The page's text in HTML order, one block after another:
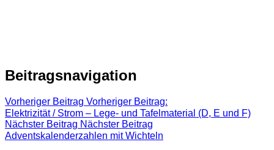
Beitragsnavigation
Vorheriger Beitrag Vorheriger Beitrag:
Elektrizität / Strom – Lege- und Tafelmaterial (D, E und F)
Nächster Beitrag Nächster Beitrag
Adventskalenderzahlen mit Wichteln